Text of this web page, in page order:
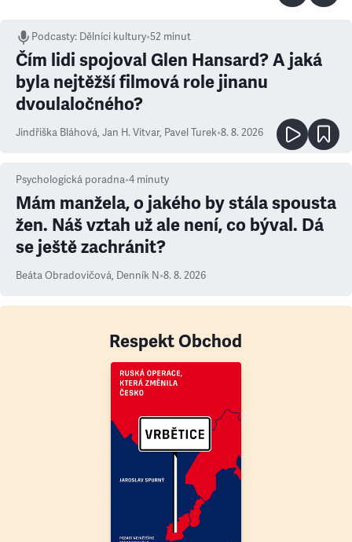
Podcasty: Dělníci kultury•52 minut
Čím lidi spojoval Glen Hansard? A jaká
byla nejtěžší filmová role jinanu
dvoulaločného?
Jindřiška Bláhová, Jan H. Vitvar, Pavel Turek•8. 8. 2026
Psychologická poradna•4 minuty
Mám manžela, o jakého by stála spousta
žen. Náš vztah už ale není, co býval. Dá
se ještě zachránit?
Beáta Obradovičová, Denník N•8. 8. 2026
Respekt Obchod